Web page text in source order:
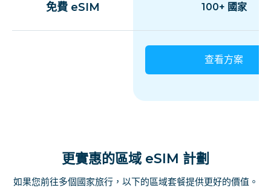
免費 eSIM 100+ 國家
查看方案
更實惠的區域 eSIM 計劃
如果您前往多個國家旅行，以下的區域套餐提供更好的價值。